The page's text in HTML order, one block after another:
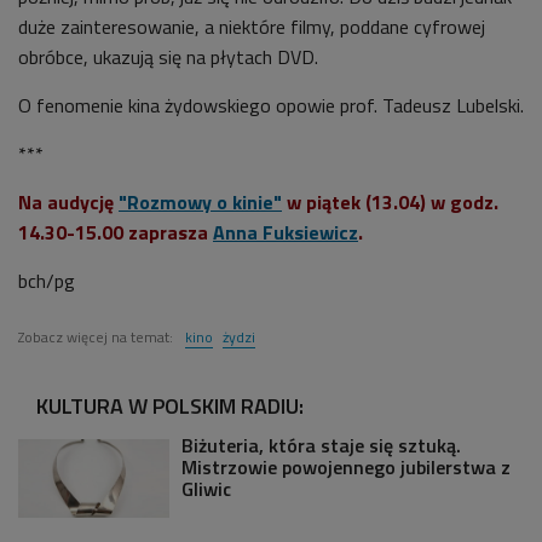
duże zainteresowanie, a niektóre filmy, poddane cyfrowej
obróbce, ukazują się na płytach DVD.
O fenomenie kina żydowskiego opowie prof. Tadeusz Lubelski.
***
Na audycję "Rozmowy o kinie" w piątek (13.04) w godz.
14.30-15.00 zaprasza Anna Fuksiewicz.
bch/pg
Zobacz więcej na temat: kino żydzi
KULTURA W POLSKIM RADIU:
Biżuteria, która staje się sztuką.
Mistrzowie powojennego jubilerstwa z
Gliwic